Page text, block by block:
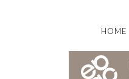
HOME